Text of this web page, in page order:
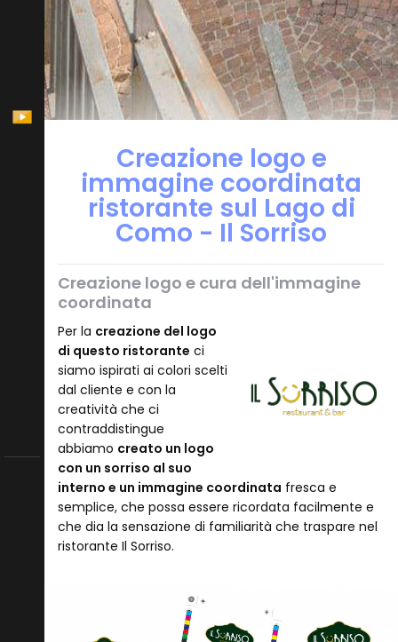
Creazione logo e
immagine coordinata
ristorante sul Lago di
Como - Il Sorriso
Creazione logo e cura dell'immagine
coordinata
Per la creazione del logo
di questo ristorante ci
siamo ispirati ai colori scelti
dal cliente e con la
creatività che ci
contraddistingue
abbiamo creato un logo
con un sorriso al suo
interno e un immagine coordinata fresca e
semplice, che possa essere ricordata facilmente e
che dia la sensazione di familiarità che traspare nel
ristorante Il Sorriso.